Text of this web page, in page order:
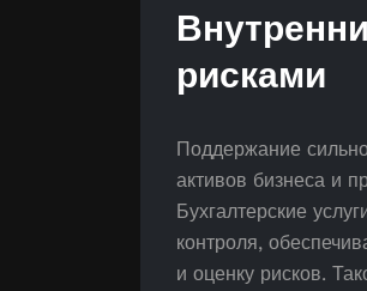
рисками
Поддержание
активов бизнеса и
Бухгалтерские
контроля,
и оценку рисков.